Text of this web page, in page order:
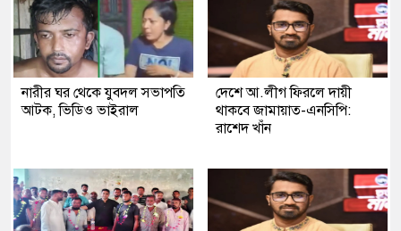
নারীর ঘর থেকে যুবদল সভাপতি
আটক, ভিডিও ভাইরাল
দেশে আ.লীগ ফিরলে দায়ী
থাকবে জামায়াত-এনসিপি:
রাশেদ খাঁন